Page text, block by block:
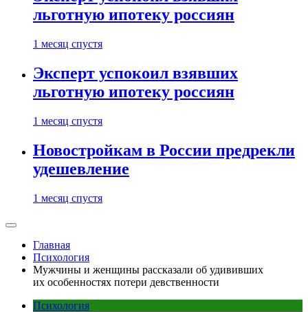
льготную ипотеку россиян
1 месяц спустя
Эксперт успокоил взявших
льготную ипотеку россиян
1 месяц спустя
Новостройкам в России предрекли
удешевление
1 месяц спустя
Главная
Психология
Мужчины и женщины рассказали об удививших
их особенностях потери девственности
Психология